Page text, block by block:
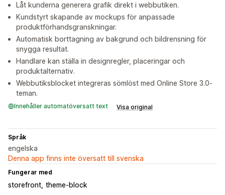
Låt kunderna generera grafik direkt i webbutiken.
Kundstyrt skapande av mockups för anpassade
produktförhandsgranskningar.
Automatisk borttagning av bakgrund och bildrensning för
snygga resultat.
Handlare kan ställa in designregler, placeringar och
produktalternativ.
Webbutiksblocket integreras sömlöst med Online Store 3.0-
teman.
Innehåller automatöversatt text Visa original
Språk
engelska
Denna app finns inte översatt till svenska
Fungerar med
storefront theme-block